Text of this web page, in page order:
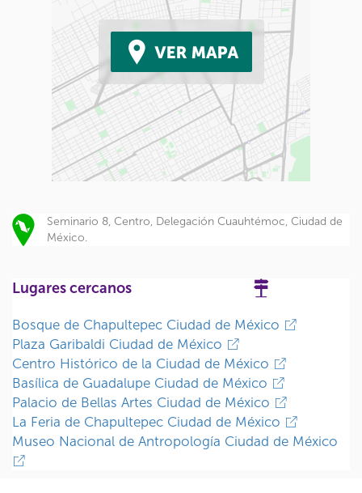
Seminario 8, Centro, Delegación Cuauhtémoc, Ciudad de
México.
Lugares cercanos
Bosque de Chapultepec Ciudad de México
Plaza Garibaldi Ciudad de México
Centro Histórico de la Ciudad de México
Basílica de Guadalupe Ciudad de México
Palacio de Bellas Artes Ciudad de México
La Feria de Chapultepec Ciudad de México
Museo Nacional de Antropología Ciudad de México